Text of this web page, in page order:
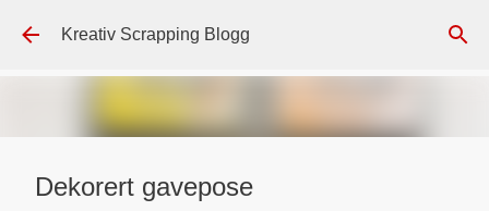
Gå til hovedinnhold
Kreativ Scrapping Blogg
Dekorert gavepose